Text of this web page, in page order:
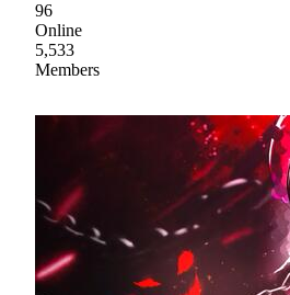
96
Online
5,533
Members